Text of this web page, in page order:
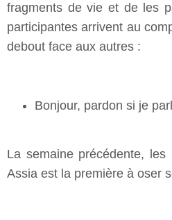
fragments de vie et de les
participantes arrivent au
debout face aux autres :
Bonjour, pardon si je
La semaine précédente,
Assia est la première à oser